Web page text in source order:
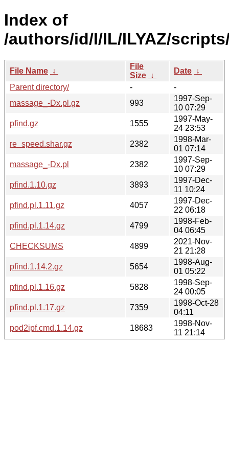
Index of
/authors/id/I/IL/ILYAZ/
File Name ↓
File
Size ↓
Date ↓
Parent directory/
-
-
massage_-Dx.pl.gz
993
1997-Sep-
10 07:29
pfind.gz
1555
1997-May-
24 23:53
re_speed.shar.gz
2382
1998-Mar-
01 07:14
massage_-Dx.pl
2382
1997-Sep-
10 07:29
pfind.1.10.gz
3893
1997-Dec-
11 10:24
pfind.pl.1.11.gz
4057
1997-Dec-
22 06:18
pfind.pl.1.14.gz
4799
1998-Feb-
04 06:45
CHECKSUMS
4899
2021-Nov-
21 21:28
pfind.1.14.2.gz
5654
1998-Aug-
01 05:22
pfind.pl.1.16.gz
5828
1998-Sep-
24 00:05
pfind.pl.1.17.gz
7359
1998-Oct-28
04:11
pod2ipf.cmd.1.14.gz
18683
1998-Nov-
11 21:14